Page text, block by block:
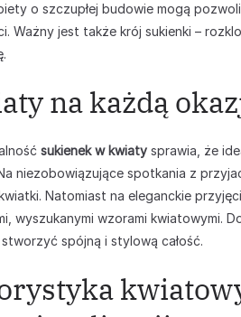
o szczupłej budowie mogą
Ważny jest także krój sukienki –
na każdą
sukienek w kwiaty sprawia, że
niezobowiązujące spotkania z
Natomiast na eleganckie
wyszukanymi wzorami kwiatowymi.
spójną i stylową całość.